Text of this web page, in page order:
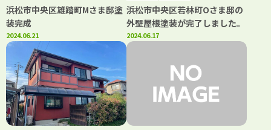
浜松市中央区雄踏町Mさま邸塗
装完成
2024.06.21
浜松市中央区若林町Oさま邸の
外壁屋根塗装が完了しました。
2024.06.17